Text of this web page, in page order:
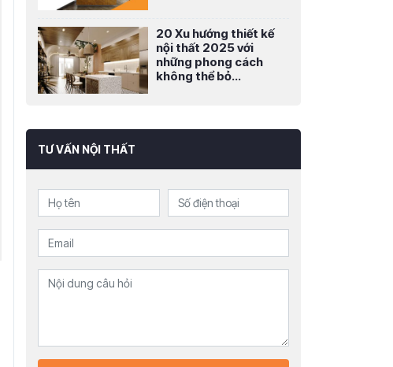
20 Xu hướng thiết kế
nội thất 2025 với
những phong cách
không thể bỏ...
TƯ VẤN NỘI THẤT